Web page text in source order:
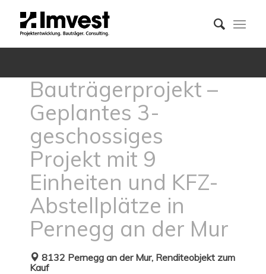
Bauträgerprojekt –
Geplantes 3-
geschossiges
Projekt mit 9
Einheiten und KFZ-
Abstellplätze in
Pernegg an der Mur
8132 Pernegg an der Mur, Renditeobjekt zum
Kauf